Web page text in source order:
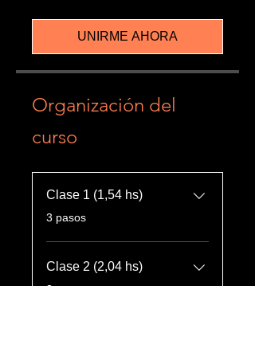
UNIRME AHORA
Organización del
curso
Clase 1 (1,54 hs)
.3 pasos
Clase 2 (2,04 hs)
.3 pasos